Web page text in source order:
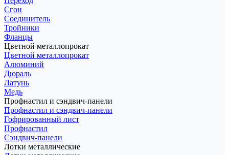
Сгон
Соединитель
Тройники
Фланцы
Цветной металлопрокат
Цветной металлопрокат
Алюминий
Дюраль
Латунь
Медь
Профнастил и сэндвич-панели
Профнастил и сэндвич-панели
Гофрированный лист
Профнастил
Сэндвич-панели
Лотки металлические